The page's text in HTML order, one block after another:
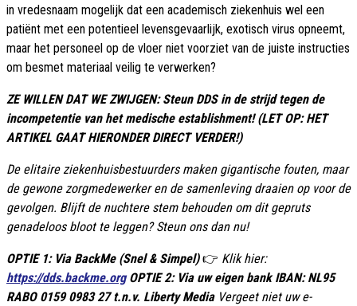
in vredesnaam mogelijk dat een academisch ziekenhuis wel een
patiënt met een potentieel levensgevaarlijk, exotisch virus opneemt,
maar het personeel op de vloer niet voorziet van de juiste instructies
om besmet materiaal veilig te verwerken?
ZE WILLEN DAT WE ZWIJGEN: Steun DDS in de strijd tegen de
incompetentie van het medische establishment! (LET OP: HET
ARTIKEL GAAT HIERONDER DIRECT VERDER!)
De elitaire ziekenhuisbestuurders maken gigantische fouten, maar
de gewone zorgmedewerker en de samenleving draaien op voor de
gevolgen. Blijft de nuchtere stem behouden om dit gepruts
genadeloos bloot te leggen? Steun ons dan nu!
OPTIE 1: Via BackMe (Snel & Simpel)👉 Klik hier:
https://dds.backme.org OPTIE 2: Via uw eigen bank IBAN: NL95
RABO 0159 0983 27 t.n.v. Liberty Media Vergeet niet uw e-